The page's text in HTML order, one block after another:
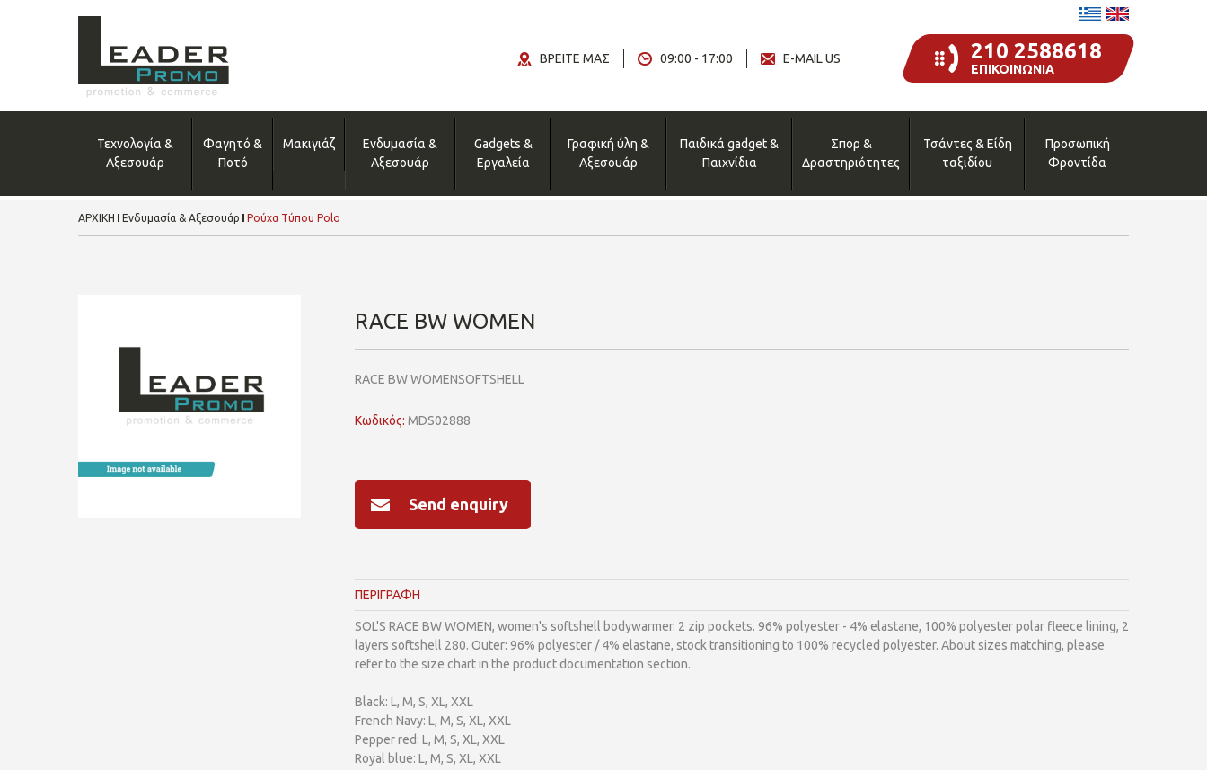
210 2588618
ΕΠΙΚΟΙΝΩΝΙΑ
E-MAIL US
09:00 - 17:00
ΒΡΕΙΤΕ ΜΑΣ
Τεχνολογία &
Αξεσουάρ
Φαγητό &
Ποτό
Μακιγιάζ
Ενδυμασία &
Αξεσουάρ
Gadgets &
Εργαλεία
Γραφική ύλη &
Αξεσουάρ
Παιδικά gadget &
Παιχνίδια
Σπορ &
Δραστηριότητες
Τσάντες & Είδη
ταξιδίου
Προσωπική
Φροντίδα
ΑΡΧΙΚΗ Ενδυμασία & Αξεσουάρ Ρούχα Τύπου Polo
RACE BW WOMEN
RACE BW WOMENSOFTSHELL
Κωδικός: MDS02888
Send enquiry
ΠΕΡΙΓΡΑΦΗ
SOL'S RACE BW WOMEN, women's softshell bodywarmer. 2 zip pockets. 96% polyester - 4% elastane, 100% polyester polar fleece lining, 2
layers softshell 280. Outer: 96% polyester / 4% elastane, stock transitioning to 100% recycled polyester. About sizes matching, please
refer to the size chart in the product documentation section.
Black: L, M, S, XL, XXL
French Navy: L, M, S, XL, XXL
Pepper red: L, M, S, XL, XXL
Royal blue: L, M, S, XL, XXL